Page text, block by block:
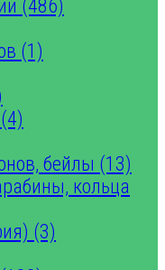
(486)
(1)
бейлы (13)
кольца
(3)